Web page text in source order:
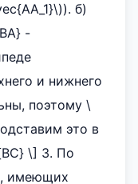
б)
-
и нижнего
поэтому \
это в
\] 3. По
имеющих